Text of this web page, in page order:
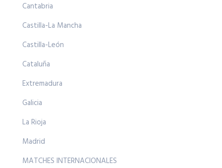
Cantabria
Castilla-La Mancha
Castilla-León
Cataluña
Extremadura
Galicia
La Rioja
Madrid
MATCHES INTERNACIONALES